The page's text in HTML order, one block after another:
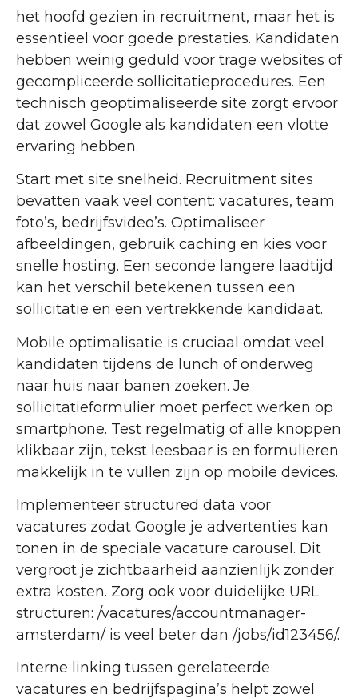
het hoofd gezien in recruitment, maar het is
essentieel voor goede prestaties. Kandidaten
hebben weinig geduld voor trage websites of
gecompliceerde sollicitatieprocedures. Een
technisch geoptimaliseerde site zorgt ervoor
dat zowel Google als kandidaten een vlotte
ervaring hebben.
Start met site snelheid. Recruitment sites
bevatten vaak veel content: vacatures, team
foto’s, bedrijfsvideo’s. Optimaliseer
afbeeldingen, gebruik caching en kies voor
snelle hosting. Een seconde langere laadtijd
kan het verschil betekenen tussen een
sollicitatie en een vertrekkende kandidaat.
Mobile optimalisatie is cruciaal omdat veel
kandidaten tijdens de lunch of onderweg
naar huis naar banen zoeken. Je
sollicitatieformulier moet perfect werken op
smartphone. Test regelmatig of alle knoppen
klikbaar zijn, tekst leesbaar is en formulieren
makkelijk in te vullen zijn op mobile devices.
Implementeer structured data voor
vacatures zodat Google je advertenties kan
tonen in de speciale vacature carousel. Dit
vergroot je zichtbaarheid aanzienlijk zonder
extra kosten. Zorg ook voor duidelijke URL
structuren: /vacatures/accountmanager-
amsterdam/ is veel beter dan /jobs/id123456/.
Interne linking tussen gerelateerde
vacatures en bedrijfspagina’s helpt zowel